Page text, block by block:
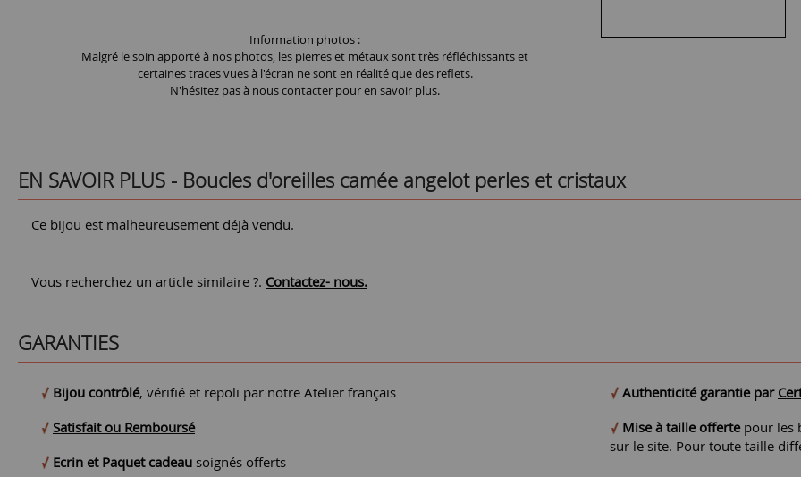
Information photos :
Malgré le soin apporté à nos photos, les pierres et métaux sont très réfléchissants et
certaines traces vues à l'écran ne sont en réalité que des reflets.
N'hésitez pas à nous contacter pour en savoir plus.
EN SAVOIR PLUS - Boucles d'oreilles camée angelot perles et cristaux
Ce bijou est malheureusement déjà vendu.
Vous recherchez un article similaire ?. Contactez- nous.
GARANTIES
Bijou contrôlé, vérifié et repoli par notre Atelier français Authenticité garantie par
Satisfait ou Remboursé
Mise à taille offertepour les
sur le site. Pour toute taille
Ecrin et Paquet cadeau soignés offerts